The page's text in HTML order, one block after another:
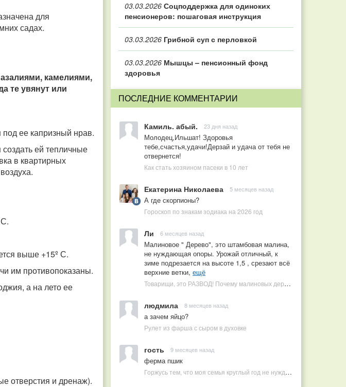
для
садах.
камелиями,
те увянут или
ее капризный нрав.
ей тепличные
в квартирных
выше +15º С.
им противопоказаны.
а на лето ее
отверстия и дренаж).
03.03.2026 Соцподдержка для одиноких
пенсионеров: пошаговая инструкция
03.03.2026 Грибной суп с перловкой
03.03.2026 Мышцы – пенсионный фонд
здоровья
ПОСЛЕДНИЕ КОММЕНТАРИИ
Камиль. абый. 23 дня назад
Молодец,Ильшат! Здоровья
тебе,счастья,удачи!Дерзай и удача от тебя не
отвернется!
Как стать хозяином пасеки в 10 лет
Екатерина Николаева 5 месяцев назад
А где скорпионы?
Гороскоп по знакам зодиака на 2026 год
Ли 6 месяцев назад
Малиновое " Дерево", это штамбовая малина,
не нуждающая опоры. Урожай отличный, к
зиме подрезается на высоте 1,5 , срезают всё
верхние ветки, ещё
Товарищи, это РАЗВОД! Почему малиновых деревьев не бывает, или Как ушлые продавцы наживаются на мечтах садоводов
людмила 8 месяцев назад
а зачем яйцо?
Рулет из фарша с сыром в духовке
гость 9 месяцев назад
ферма пшик
Горжусь тем, что моя семья круглый год не нуждается в покупных витаминах